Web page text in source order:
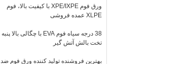
ورق فوم XPE/IXPE با کیفیت بالا، فوم
XLPE عمده فروشی
38 درجه سیاه فوم EVA با چگالی بالا پنبه
تخت بالش آتش گیر
بهترین فروشنده تولید کننده ورق فوم ضد